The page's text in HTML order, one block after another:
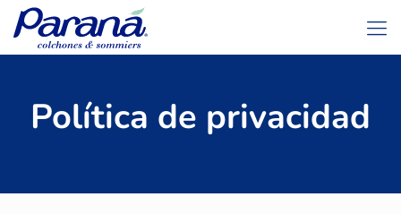
Política de privacidad